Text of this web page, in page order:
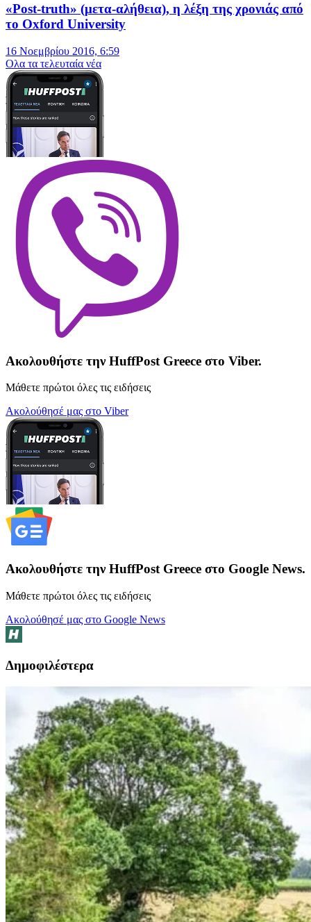
«Post-truth» (μετα-αλήθεια), η λέξη της χρονιάς από
το Oxford University
16 Νοεμβρίου 2016, 6:59
Oλα τα τελευταία νέα
Ακολουθήστε την HuffPost Greece στο Viber.
Μάθετε πρώτοι όλες τις ειδήσεις
Ακολούθησέ μας στο Viber
Ακολουθήστε την HuffPost Greece στο Google News.
Μάθετε πρώτοι όλες τις ειδήσεις
Ακολούθησέ μας στο Google News
Δημοφιλέστερα